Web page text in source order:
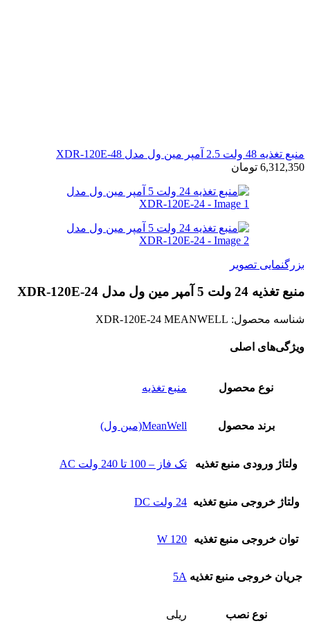
منبع تغذیه 48 ولت 2.5 آمپر مین ول مدل XDR-120E-48
6,312,350 تومان
بزرگنمایی تصویر
منبع تغذیه 24 ولت 5 آمپر مین ول مدل XDR-120E-24
شناسه محصول: XDR-120E-24 MEANWELL
ویژگی‌های اصلی
نوع محصول منبع تغذیه
برند محصول MeanWell(مین ول)
ولتاژ ورودی منبع تغذیه تک فاز – 100 تا 240 ولت AC
ولتاژ خروجی منبع تغذیه 24 ولت DC
توان خروجی منبع تغذیه 120 W
جریان خروجی منبع تغذیه 5A
نوع نصب ریلی